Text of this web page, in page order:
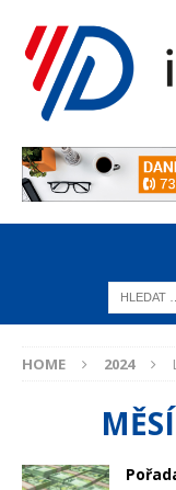
HOME 2024